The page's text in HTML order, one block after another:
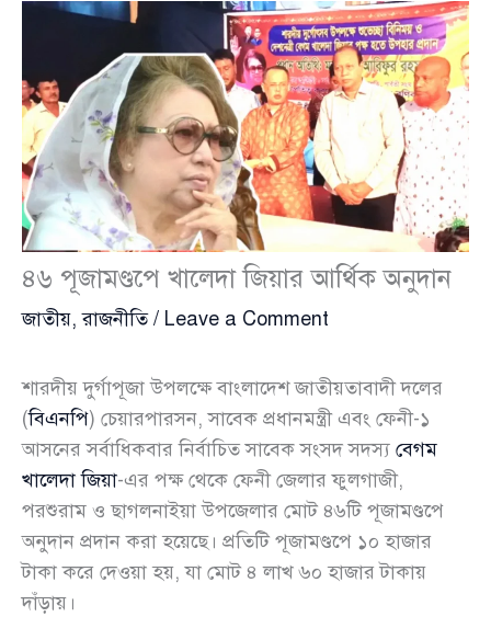
৪৬ পূজামণ্ডপে খালেদা জিয়ার আর্থিক অনুদান
জাতীয়,রাজনীতি/ Leave a Comment
শারদীয় দুর্গাপূজা উপলক্ষে বাংলাদেশ জাতীয়তাবাদী দলের
(বিএনপি) চেয়ারপারসন, সাবেক প্রধানমন্ত্রী এবং ফেনী-১
আসনের সর্বাধিকবার নির্বাচিত সাবেক সংসদ সদস্য বেগম
খালেদা জিয়া-এর পক্ষ থেকে ফেনী জেলার ফুলগাজী,
পরশুরাম ও ছাগলনাইয়া উপজেলার মোট ৪৬টি পূজামণ্ডপে
অনুদান প্রদান করা হয়েছে। প্রতিটি পূজামণ্ডপে ১০ হাজার
টাকা করে দেওয়া হয়, যা মোট ৪ লাখ ৬০ হাজার টাকায়
দাঁড়ায়।